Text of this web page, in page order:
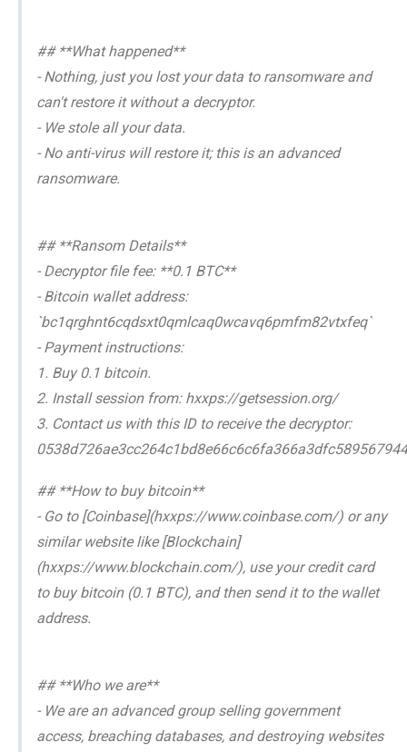
## **What happened**
- Nothing, just you lost your data to ransomware and
can't restore it without a decryptor.
- We stole all your data.
- No anti-virus will restore it; this is an advanced
ransomware.
## **Ransom Details**
- Decryptor file fee: **0.1 BTC**
- Bitcoin wallet address:
`bc1qrghnt6cqdsxt0qmlcaq0wcavq6pmfm82vtxfeq`
- Payment instructions:
1. Buy 0.1 bitcoin.
2. Install session from: hxxps://getsession.org/
3. Contact us with this ID to receive the decryptor:
## **How to buy bitcoin**
- Go to [Coinbase](hxxps://www.coinbase.com/) or any
similar website like [Blockchain]
(hxxps://www.blockchain.com/), use your credit card
to buy bitcoin (0.1 BTC), and then send it to the wallet
address.
## **Who we are**
- We are an advanced group selling government
access, breaching databases, and destroying websites